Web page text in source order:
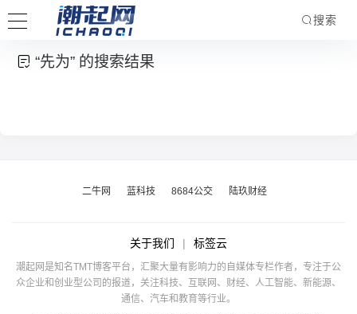
搜索
“先为” 的搜索结果
二牛网 蓝科技 8684公交 陆玖财经
关于我们 | 标签云
潮起网是知名TMT博客平台，汇聚大量有影响力的自媒体专栏作者，专注于公
众企业和创业型公司的报道，关注科技、互联网、财经、人工智能、新能源、
通信、汽车和教育等行业。